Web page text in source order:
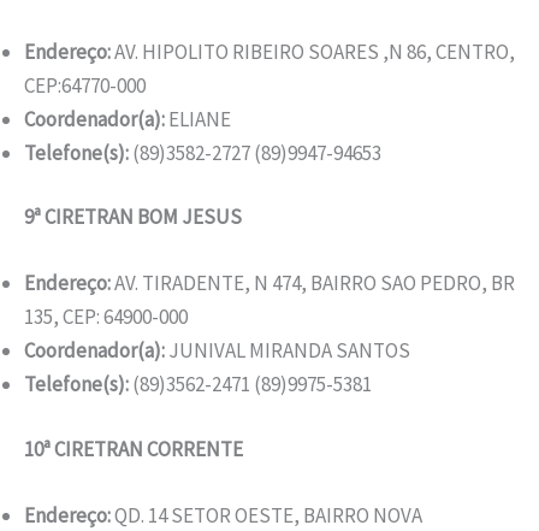
Endereço:AV. HIPOLITO RIBEIRO SOARES ,N 86, CENTRO,
CEP:64770-000
Coordenador(a):ELIANE
Telefone(s):(89)3582-2727 (89)9947-94653
9ª CIRETRAN BOM JESUS
Endereço:AV. TIRADENTE, N 474, BAIRRO SAO PEDRO, BR
135, CEP: 64900-000
Coordenador(a):JUNIVAL MIRANDA SANTOS
Telefone(s):(89)3562-2471 (89)9975-5381
10ª CIRETRAN CORRENTE
Endereço:QD. 14 SETOR OESTE, BAIRRO NOVA